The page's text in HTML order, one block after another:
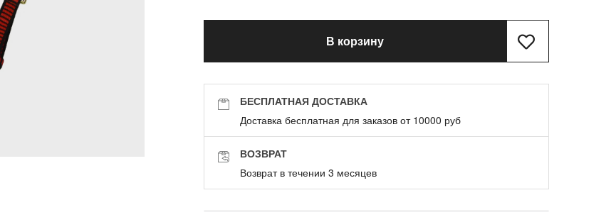
В корзину
БЕСПЛАТНАЯ ДОСТАВКА
Доставка бесплатная для заказов от 10000 руб
ВОЗВРАТ
Возврат в течении 3 месяцев